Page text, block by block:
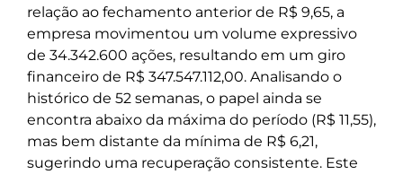
relação ao fechamento anterior de R$ 9,65, a
empresa movimentou um volume expressivo
de 34.342.600 ações, resultando em um giro
financeiro de R$ 347.547.112,00. Analisando o
histórico de 52 semanas, o papel ainda se
encontra abaixo da máxima do período (R$ 11,55),
mas bem distante da mínima de R$ 6,21,
sugerindo uma recuperação consistente. Este